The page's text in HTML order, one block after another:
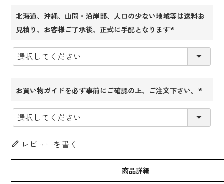
北海道、沖縄、山間・沿岸部、人口の少ない地域等は送料お
見積り、お客様ご了承後、正式に手配となります
お買い物ガイドを必ず事前にご確認の上、ご注文下さい。
須)
レビューを書く
商品詳細